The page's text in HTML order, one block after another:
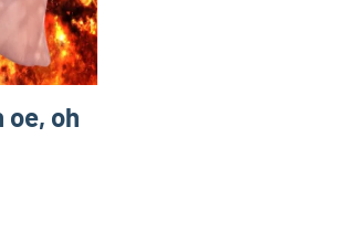
oe, oh